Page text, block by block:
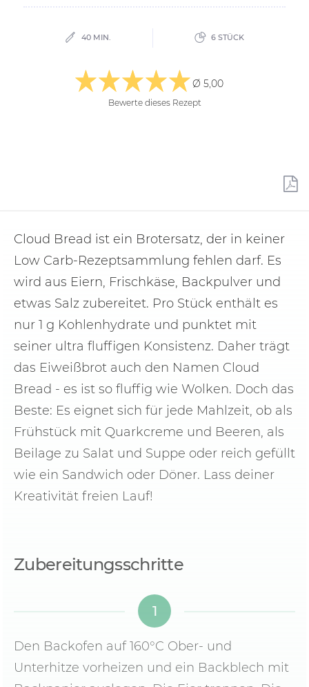
40 MIN. 6 STÜCK
Ø 5,00
Bewerte dieses Rezept
Cloud Bread ist ein Brotersatz, der in keiner
Low Carb-Rezeptsammlung fehlen darf. Es
wird aus Eiern, Frischkäse, Backpulver und
etwas Salz zubereitet. Pro Stück enthält es
nur 1 g Kohlenhydrate und punktet mit
seiner ultra fluffigen Konsistenz. Daher trägt
das Eiweißbrot auch den Namen Cloud
Bread - es ist so fluffig wie Wolken. Doch das
Beste: Es eignet sich für jede Mahlzeit, ob als
Frühstück mit Quarkcreme und Beeren, als
Beilage zu Salat und Suppe oder reich gefüllt
wie ein Sandwich oder Döner. Lass deiner
Kreativität freien Lauf!
Zubereitungsschritte
1
Den Backofen auf 160°C Ober- und
Unterhitze vorheizen und ein Backblech mit